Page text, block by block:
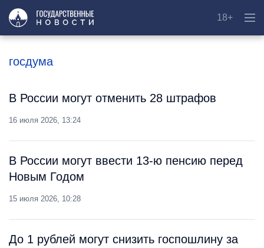
18+
госдума
В России могут отменить 28 штрафов
16 июля 2026, 13:24
В России могут ввести 13-ю пенсию перед
Новым Годом
15 июля 2026, 10:28
До 1 рублей могут снизить госпошлину за